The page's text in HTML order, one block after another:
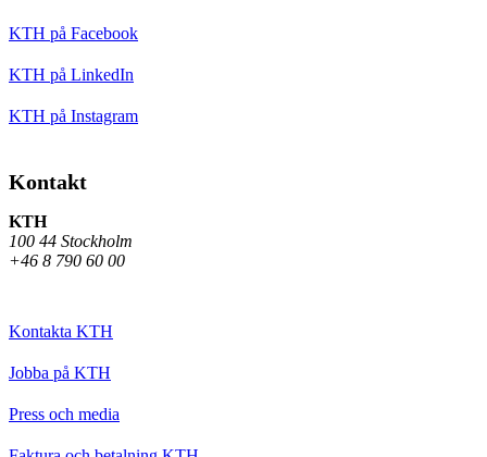
KTH på Facebook
KTH på LinkedIn
KTH på Instagram
Kontakt
KTH
100 44 Stockholm
+46 8 790 60 00
Kontakta KTH
Jobba på KTH
Press och media